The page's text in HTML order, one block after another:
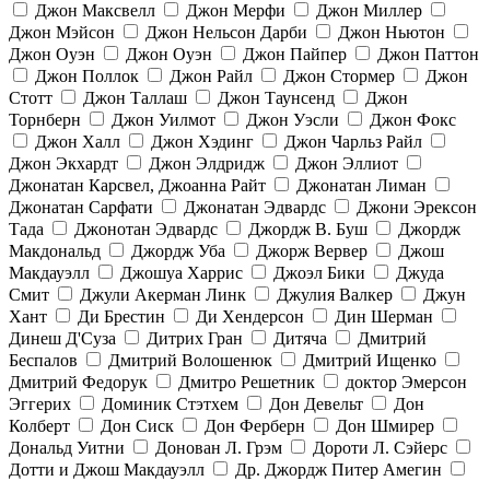
Джон Максвелл
Джон Мерфи
Джон Миллер
Джон Мэйсон
Джон Нельсон Дарби
Джон Ньютон
Джон Оуэн
Джон Оуэн Джон Пайпер
Джон Паттон
Джон Поллок
Джон Райл Джон Стормер
Джон
Стотт
Джон Таллаш Джон Таунсенд
Джон
Торнберн
Джон Уилмот Джон Уэсли
Джон Фокс
Джон Халл
Джон Хэдинг
Джон Чарльз Райл
Джон Экхардт
Джон Элдридж
Джон Эллиот
Джонатан Карсвел, Джоанна Райт
Джонатан Лиман
Джонатан Сарфати
Джонатан Эдвардс
Джони Эрексон
Тада
Джонотан Эдвардс Джордж В. Буш
Джордж
Макдональд
Джордж Уба Джорж Вервер
Джош
Макдауэлл
Джошуа Харрис Джоэл Бики
Джуда
Смит
Джули Акерман Линк Джулия Валкер
Джун
Хант
Ди Брестин Ди Хендерсон
Дин Шерман
Динеш Д'Суза
Дитрих Гран Дитяча
Дмитрий
Беспалов
Дмитрий Волошенюк
Дмитрий Ищенко
Дмитрий Федорук
Дмитро Решетник
доктор Эмерсон
Эггерих
Доминик Стэтхем Дон Девельт
Дон
Колберт
Дон Сиск Дон Ферберн
Дон Шмирер
Дональд Уитни
Донован Л. Грэм
Дороти Л. Сэйерс
Дотти и Джош Макдауэлл
Др. Джордж Питер Амегин